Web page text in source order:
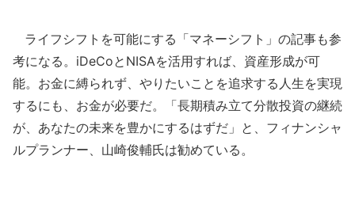
ライフシフトを可能にする「マネーシフト」の記事も参
考になる。iDeCoとNISAを活用すれば、資産形成が可
能。お金に縛られず、やりたいことを追求する人生を実現
するにも、お金が必要だ。「長期積み立て分散投資の継続
が、あなたの未来を豊かにするはずだ」と、フィナンシャ
ルプランナー、山崎俊輔氏は勧めている。